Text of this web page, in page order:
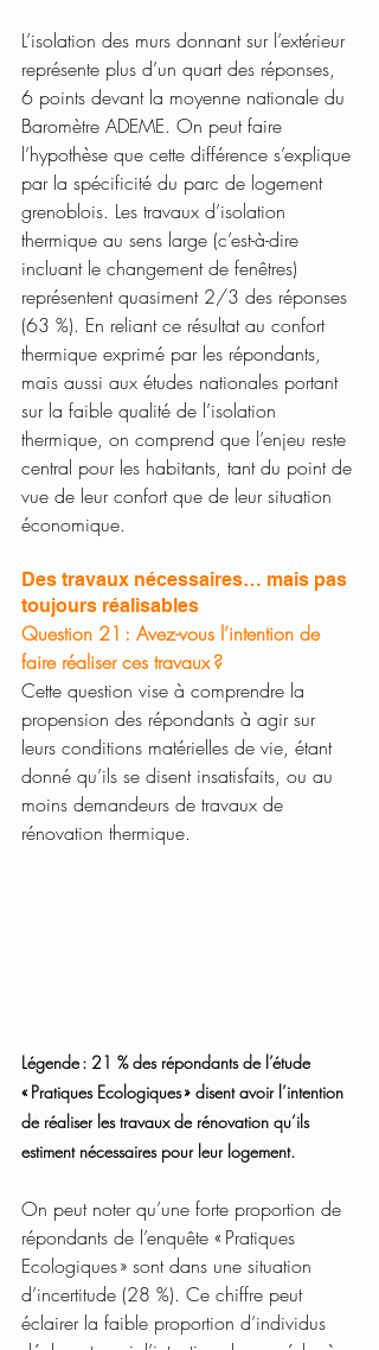
L’isolation des murs donnant sur l’extérieur
représente plus d’un quart des réponses,
6 points devant la moyenne nationale du
Baromètre ADEME. On peut faire
l’hypothèse que cette différence s’explique
par la spécificité du parc de logement
grenoblois. Les travaux d’isolation
thermique au sens large (c’est-à-dire
incluant le changement de fenêtres)
représentent quasiment 2/3 des réponses
(63 %). En reliant ce résultat au confort
thermique exprimé par les répondants,
mais aussi aux études nationales portant
sur la faible qualité de l’isolation
thermique, on comprend que l’enjeu reste
central pour les habitants, tant du point de
vue de leur confort que de leur situation
économique.
Des travaux nécessaires… mais pas
toujours réalisables
Question 21 : Avez-vous l’intention de
faire réaliser ces travaux ?
Cette question vise à comprendre la
propension des répondants à agir sur
leurs conditions matérielles de vie, étant
donné qu’ils se disent insatisfaits, ou au
moins demandeurs de travaux de
rénovation thermique.
Légende : 21 % des répondants de l’étude
« Pratiques Ecologiques » disent avoir l’intention
de réaliser les travaux de rénovation qu’ils
estiment nécessaires pour leur logement.
On peut noter qu’une forte proportion de
répondants de l’enquête « Pratiques
Ecologiques » sont dans une situation
d’incertitude (28 %). Ce chiffre peut
éclairer la faible proportion d’individus